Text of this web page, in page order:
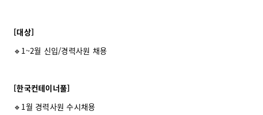
[대상]
🔹1~2월 신입/경력사원 채용
[한국컨테이너풀]
🔹1월 경력사원 수시채용